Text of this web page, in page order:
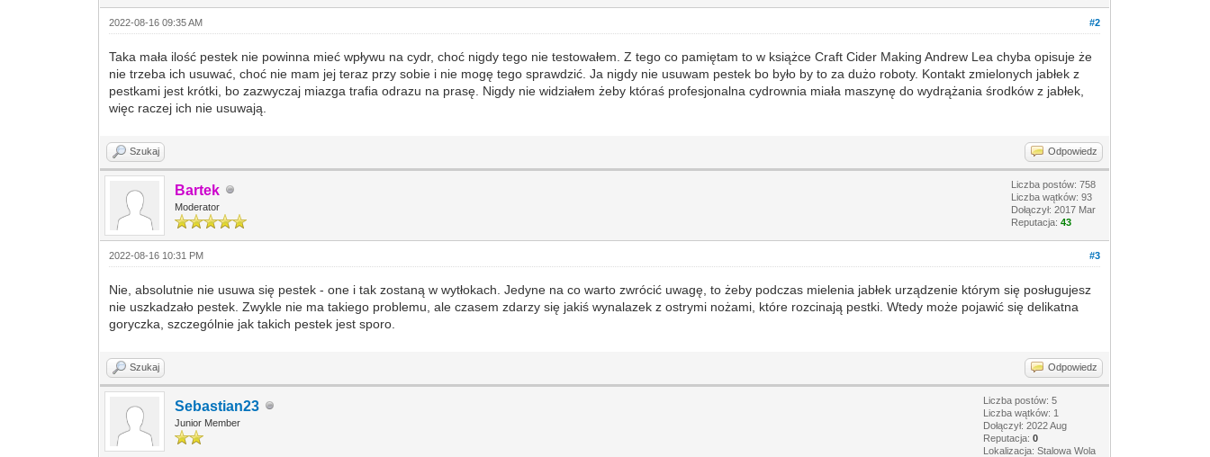
#2
2022-08-16 09:35 AM
Taka mała ilość pestek nie powinna mieć wpływu na cydr, choć nigdy tego nie testowałem. Z tego co pamiętam to w książce Craft Cider Making Andrew Lea chyba opisuje że
nie trzeba ich usuwać, choć nie mam jej teraz przy sobie i nie mogę tego sprawdzić. Ja nigdy nie usuwam pestek bo było by to za dużo roboty. Kontakt zmielonych jabłek z
pestkami jest krótki, bo zazwyczaj miazga trafia odrazu na prasę. Nigdy nie widziałem żeby któraś profesjonalna cydrownia miała maszynę do wydrążania środków z jabłek,
więc raczej ich nie usuwają.
Szukaj Odpowiedz
Bartek
Moderator
Liczba postów: 758
Liczba wątków: 93
Dołączył: 2017 Mar
Reputacja:43
#3
2022-08-16 10:31 PM
Nie, absolutnie nie usuwa się pestek - one i tak zostaną w wytłokach. Jedyne na co warto zwrócić uwagę, to żeby podczas mielenia jabłek urządzenie którym się posługujesz
nie uszkadzało pestek. Zwykle nie ma takiego problemu, ale czasem zdarzy się jakiś wynalazek z ostrymi nożami, które rozcinają pestki. Wtedy może pojawić się delikatna
goryczka, szczególnie jak takich pestek jest sporo.
Szukaj Odpowiedz
Sebastian23
Junior Member
Liczba postów: 5
Liczba wątków: 1
Dołączył: 2022 Aug
Reputacja:0
Lokalizacja: Stalowa Wola